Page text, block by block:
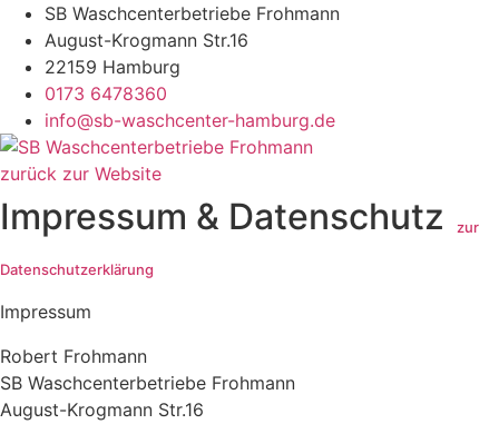
SB Waschcenterbetriebe Frohmann
August-Krogmann Str.16
22159 Hamburg
0173 6478360
info@sb-waschcenter-hamburg.de
zurück zur Website
Impressum & Datenschutz zur
Datenschutzerklärung
Impressum
Robert Frohmann
SB Waschcenterbetriebe Frohmann
August-Krogmann Str.16